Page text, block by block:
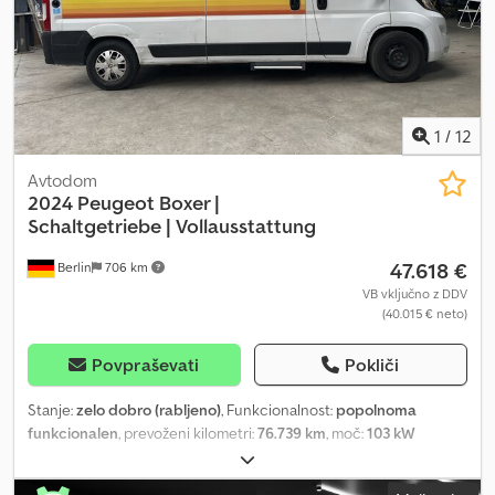
1 / 12
Berlin 706 km
Avtodom
2024 Peugeot Boxer |
Schaltgetriebe | Vollausstattung
47.618 €
VB vključno z DDV
(40.015 € neto)
Povpraševati Pokliči
Stanje:zelo dobro (rabljeno), Funkcionalnost: popolnoma
funkcionalen, prevoženi kilometri:76.739 km, moč:103 kW
, število sedežev:
vrsta prenosa:mehanski, barva:bela, skupna dolžina:5.990 mm,